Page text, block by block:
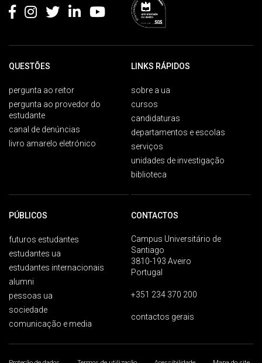
QUESTÕES
pergunta ao reitor
pergunta ao provedor do
estudante
canal de denúncias
livro amarelo eletrónico
LINKS RÁPIDOS
sobre a ua
cursos
candidaturas
departamentos e escolas
serviços
unidades de investigação
biblioteca
PÚBLICOS
futuros estudantes
estudantes ua
estudantes internacionais
alumni
pessoas ua
sociedade
comunicação e media
CONTACTOS
Campus Universitário de
Santiago
3810-193 Aveiro
Portugal
+351 234 370 200
contactos gerais